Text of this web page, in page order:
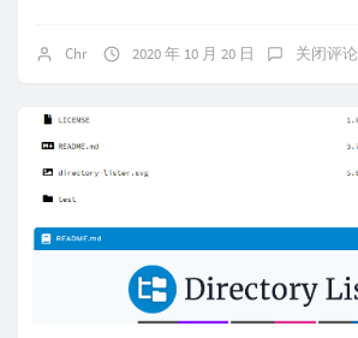
Chr 2020 年 10 月 20 日 关闭评论